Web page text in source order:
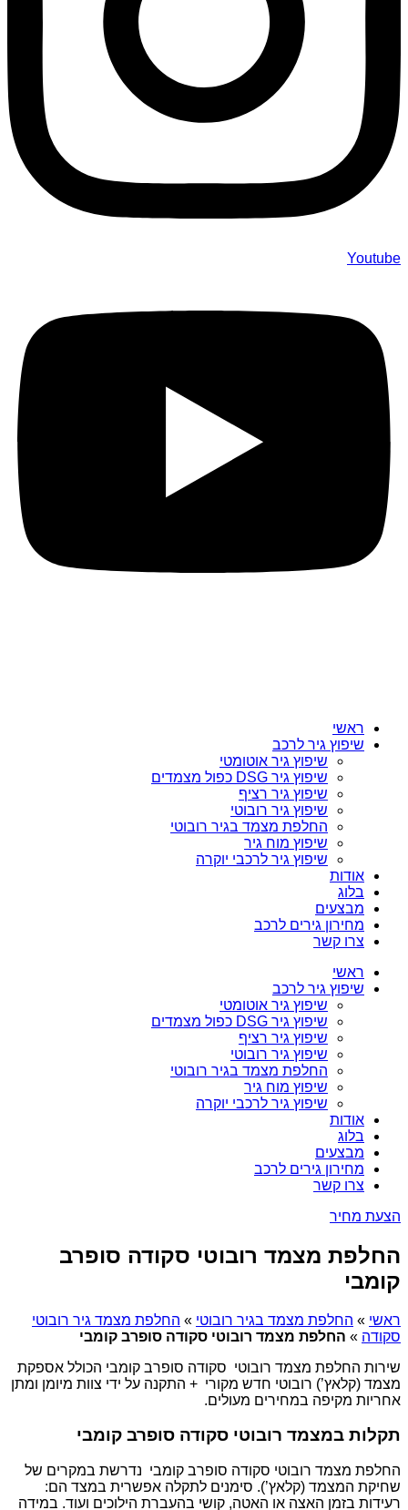
Youtube
ראשי
שיפוץ גיר לרכב
שיפוץ גיר אוטומטי
שיפוץ גיר DSG כפול מצמדים
שיפוץ גיר רציף
שיפוץ גיר רובוטי
החלפת מצמד בגיר רובוטי
שיפוץ מוח גיר
שיפוץ גיר לרכבי יוקרה
אודות
בלוג
מבצעים
מחירון גירים לרכב
צרו קשר
ראשי
שיפוץ גיר לרכב
שיפוץ גיר אוטומטי
שיפוץ גיר DSG כפול מצמדים
שיפוץ גיר רציף
שיפוץ גיר רובוטי
החלפת מצמד בגיר רובוטי
שיפוץ מוח גיר
שיפוץ גיר לרכבי יוקרה
אודות
בלוג
מבצעים
מחירון גירים לרכב
צרו קשר
הצעת מחיר
החלפת מצמד רובוטי סקודה סופרב
קומבי
ראשי » החלפת מצמד בגיר רובוטי » החלפת מצמד גיר רובוטי
סקודה » החלפת מצמד רובוטי סקודה סופרב קומבי
שירות החלפת מצמד רובוטי סקודה סופרב קומבי הכולל אספקת
מצמד (קלאץ’) רובוטי חדש מקורי + התקנה על ידי צוות מיומן ומתן
אחריות מקיפה במחירים מעולים.
תקלות במצמד רובוטי סקודה סופרב קומבי
החלפת מצמד רובוטי סקודה סופרב קומבי נדרשת במקרים של
שחיקת המצמד (קלאץ’). סימנים לתקלה אפשרית במצד הם:
רעידות בזמן האצה או האטה, קושי בהעברת הילוכים ועוד. במידה